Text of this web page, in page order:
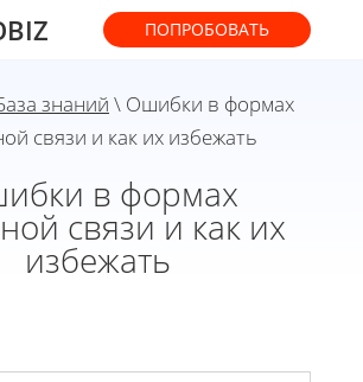
ПОПРОБОВАТЬ
знаний \ Ошибки в формах
связи и как их избежать
в формах
связи и как их
избежать